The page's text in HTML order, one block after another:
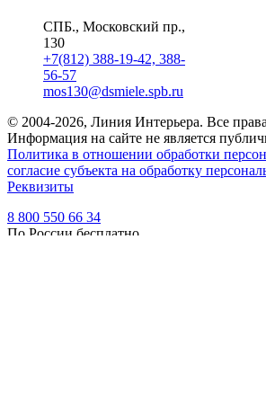
СПБ., Московский пр.,
130
+7(812) 388-19-42, 388-
56-57
mos130@dsmiele.spb.ru
© 2004-2026, Линия Интерьера. Все
Информация на сайте не является
Политика в отношении обработки
согласие субъекта на обработку
Реквизиты
8 800 550 66 34
По России бесплатно